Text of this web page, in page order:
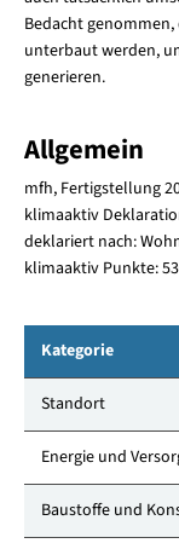
Bedacht
unterbaut werden,
generieren.
Allgemein
mfh, Fertigstellung
klimaaktiv
deklariert nach:
klimaaktiv Punkte:
Kategorie
Standort
Energie und
Baustoffe und